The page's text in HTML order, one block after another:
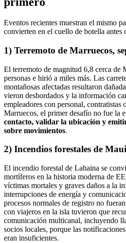
Eventos recientes muestran el mismo
convierten en el cuello de botella antes
1) Terremoto de Marruecos,
El terremoto de magnitud 6,8 cerca de
personas e hirió a miles más. Las
montañosas afectadas resultaron
vieron desbordados y la información
empleadores con personal, contratistas
Marruecos, el primer desafío no fue la
contacto, validar la ubicación y
sobre movimientos.
2) Incendios forestales de
El incendio forestal de Lahaina se
mortíferos en la historia moderna de
víctimas mortales y graves daños a la
interrupciones de energía y
procesos normales de registro no
con viajeros en la isla tuvieron que
comunicación multicanal, incluyendo
socios locales, porque las
eran insuficientes.